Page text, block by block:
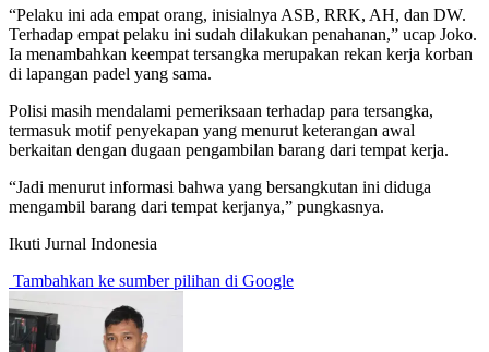
“Pelaku ini ada empat orang, inisialnya ASB, RRK, AH, dan DW.
Terhadap empat pelaku ini sudah dilakukan penahanan,” ucap Joko.
Ia menambahkan keempat tersangka merupakan rekan kerja korban
di lapangan padel yang sama.
Polisi masih mendalami pemeriksaan terhadap para tersangka,
termasuk motif penyekapan yang menurut keterangan awal
berkaitan dengan dugaan pengambilan barang dari tempat kerja.
“Jadi menurut informasi bahwa yang bersangkutan ini diduga
mengambil barang dari tempat kerjanya,” pungkasnya.
Ikuti Jurnal Indonesia
Tambahkan ke sumber pilihan di Google